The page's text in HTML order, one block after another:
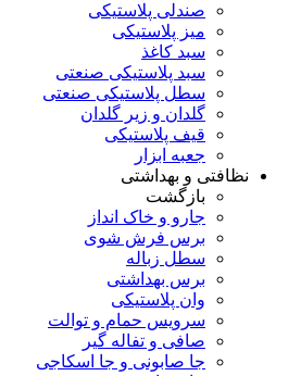
صندلی پلاستیکی
میز پلاستیکی
سبد کاغذ
سبد پلاستیکی صنعتی
سطل پلاستیکی صنعتی
گلدان و زیر گلدان
قیف پلاستیکی
جعبه ابزار
نظافتی و بهداشتی
بازگشت
جارو و خاک انداز
برس فرش شوی
سطل زباله
برس بهداشتی
وان پلاستیکی
سرویس حمام و توالت
صافی و تفاله گیر
جا صابونی و جا اسکاجی